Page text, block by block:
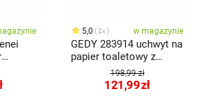
5,0 2x w magazynie
GEDY 283914 uchwyt na
papier toaletowy z
półką, czarny mat
198,99 zł
121,99zł